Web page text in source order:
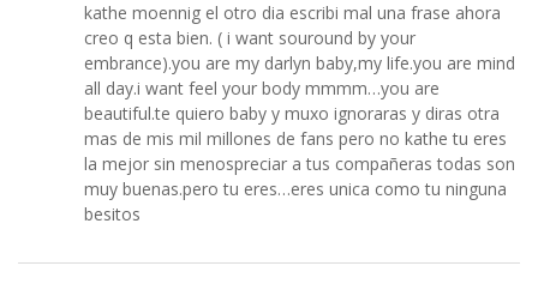
kathe moennig el otro dia escribi mal una frase ahora
creo q esta bien. ( i want souround by your
embrance).you are my darlyn baby,my life.you are mind
all day.i want feel your body mmmm…you are
beautiful.te quiero baby y muxo ignoraras y diras otra
mas de mis mil millones de fans pero no kathe tu eres
la mejor sin menospreciar a tus compañeras todas son
muy buenas.pero tu eres…eres unica como tu ninguna
besitos